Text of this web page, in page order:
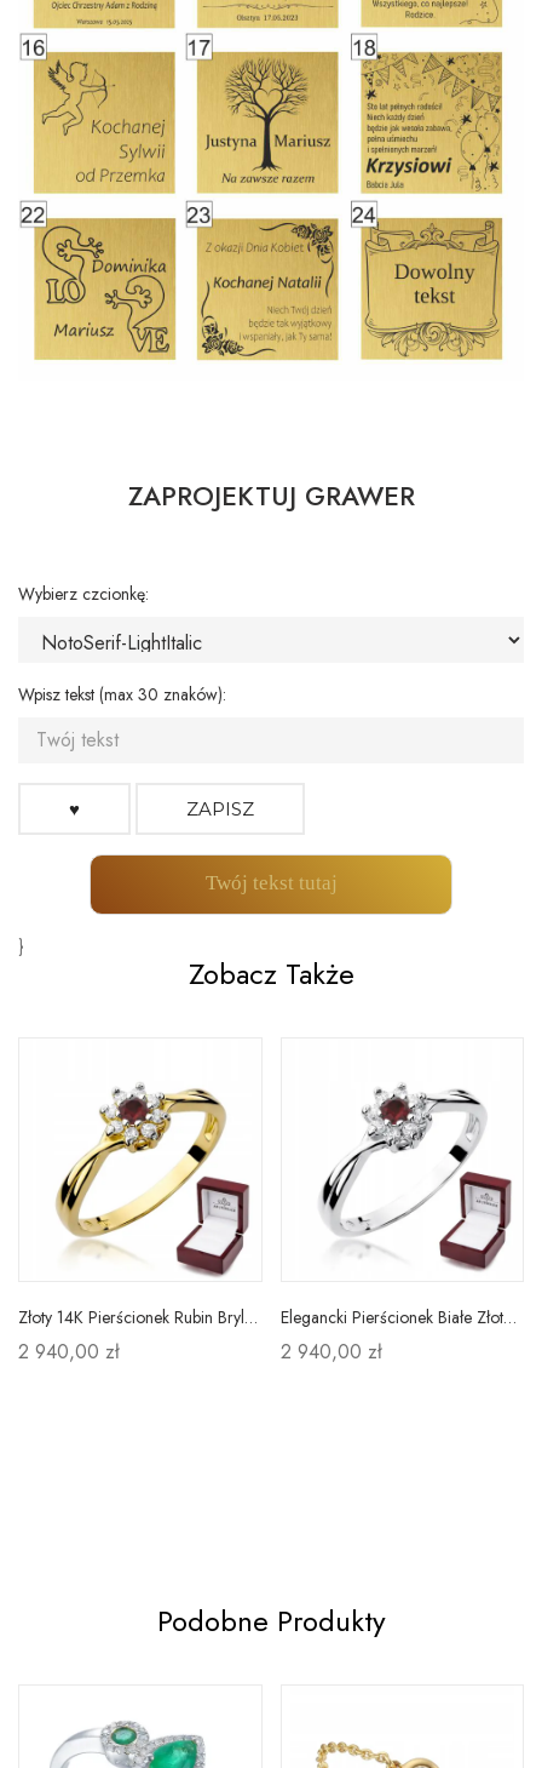
ZAPROJEKTUJ GRAWER
Wybierz czcionkę:
Wpisz tekst (max 30 znaków):
♥ ZAPISZ
Twój tekst tutaj
}
Zobacz Także
Złoty 14K Pierścionek Rubin Brylanty na Prezent
2 940,00 zł
Elegancki Pierścionek Białe Złoto Rubin Brylanty
2 940,00 zł
Podobne Produkty